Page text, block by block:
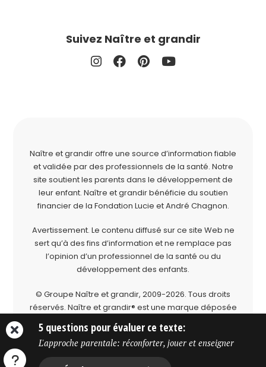
5 questions pour évaluer ce texte:
L'approche parentale: réconforter, jouer et enseigner
Suivez Naître et grandir
Naître et grandir offre une source d’information fiable
et validée par des professionnels de la santé. Notre
site soutient les parents dans le développement de
leur enfant. Naître et grandir bénéficie du soutien
financier de la Fondation Lucie et André Chagnon.
Avertissement. Le contenu diffusé sur ce site Web ne
sert qu’à des fins d’information et ne remplace pas
l’opinion d’un professionnel de la santé ou du
développement des enfants.
© Groupe Naître et grandir, 2009-2026. Tous droits
réservés. Naître et grandir® est une marque déposée